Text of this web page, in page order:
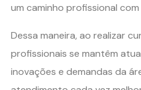
um caminho profissional
Dessa maneira, ao realizar
profissionais se mantêm
inovações e demandas da